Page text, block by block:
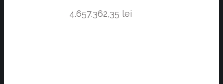
4.657.362,35 lei